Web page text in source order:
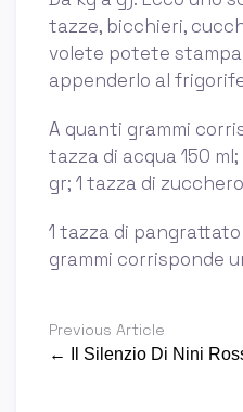
tazze, bicchieri,
volete potete
appenderlo al
A quanti grammi
tazza di acqua 150
gr; 1 tazza di
1 tazza di
grammi corrisponde
Previous Article
← Il Silenzio Di Nini